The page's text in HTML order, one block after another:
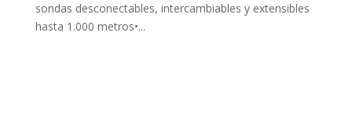
sondas desconectables, intercambiables y extensibles
hasta 1.000 metros•...